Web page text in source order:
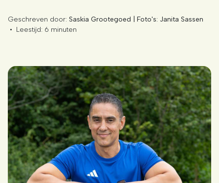
Geschreven door: Saskia Grootegoed | Foto's: Janita Sassen
• Leestijd: 6 minuten